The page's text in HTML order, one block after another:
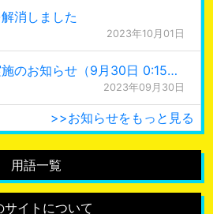
消しました
2023年10月01日
緊急メンテナンス実施のお知らせ（9月30日 0:15更新）
2023年09月30日
>>お知らせをもっと見る
用語一覧
サイトについて